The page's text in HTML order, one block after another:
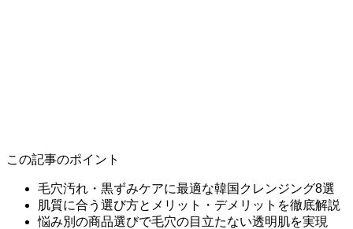
この記事のポイント
毛穴汚れ・黒ずみケアに最適な韓国クレンジング8選
肌質に合う選び方とメリット・デメリットを徹底解説
悩み別の商品選びで毛穴の目立たない透明肌を実現